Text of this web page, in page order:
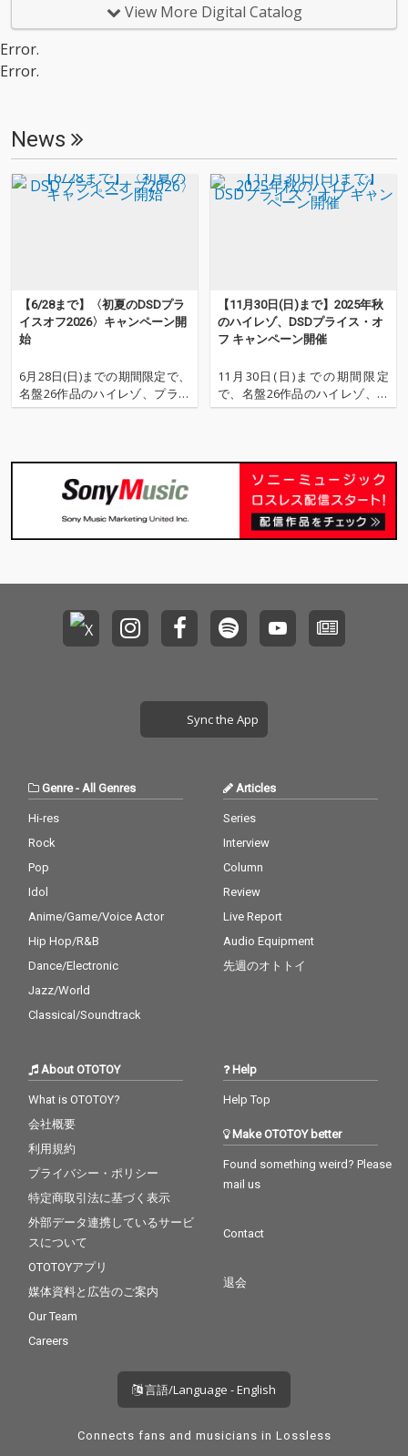
View More Digital Catalog
Error.
Error.
News
【6/28まで】〈初夏のDSDプラ
イスオフ2026〉キャンペーン開
始
6月28日(日)までの期間限定で、
名盤26作品のハイレゾ、プライ
スオフ・セールがスタート。 洋
く。 ※価格は税込の価格です ・
THE SQUARE 『TRUTH』 ¥3,768
→¥2,852
【11月30日(日)まで】2025年秋
のハイレゾ、DSDプライス・オ
フ キャンペーン開催
11月30日(日)までの期間限定
で、名盤26作品のハイレゾ、プ
ライスオフ・セールがスター
懐かしの作品まで……この機会
をお見逃しなく。 ※価格は税込
の価格です ・キャンディーズ
『GOLDEN
Sync the App
Genre-All Genres
Hi-res
Rock
Pop
Idol
Anime/Game/Voice Actor
Hip Hop/R&B
Dance/Electronic
Jazz/World
Classical/Soundtrack
Articles
Series
Interview
Column
Review
Live Report
Audio Equipment
先週のオトトイ
About OTOTOY
What is OTOTOY?
会社概要
利用規約
プライバシー・ポリシー
特定商取引法に基づく表示
外部データ連携しているサービ
スについて
OTOTOYアプリ
媒体資料と広告のご案内
Our Team
Careers
Help
Help Top
Make OTOTOY better
Found something weird? Please
mail us
Contact
退会
言語/Language - English
Connects fans and musicians in Lossless